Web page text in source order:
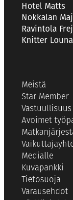
Hotel Matts
Nokkalan
Ravintola
Knitter
Meistä
Star Member
Vastuullisuus
Avoimet
Medialle
Kuvapankki
Tietosuoja
Varausehdot